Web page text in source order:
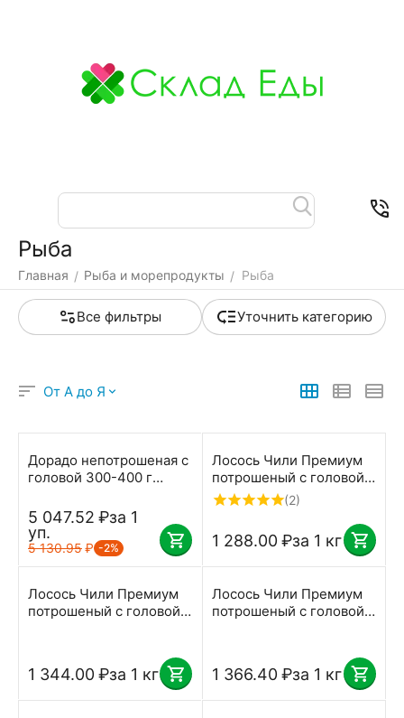
Рыба
Главная / Рыба и морепродукты / Рыба
Все фильтры Уточнить категорию
От А до Я
Дорадо непотрошеная с
головой 300-400 г
кг
5 047.52 ₽за 1
уп.
5 130.95₽ -2%
Лосось Чили Премиум
потрошеный с головой
5-6 кг замороженный
вес
(2)
1 288.00 ₽за 1 кг
Лосось Чили Премиум
потрошеный с головой
1 344.00 ₽за 1 кг
Лосось Чили Премиум
потрошеный с головой
1 366.40 ₽за 1 кг